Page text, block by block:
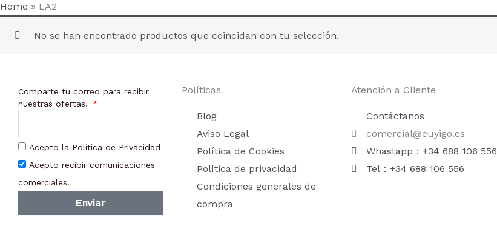
Home » LA2
No se han encontrado productos que coincidan con tu selección.
Comparte tu correo para recibir
nuestras ofertas.
Acepto la Política de Privacidad
Acepto recibir comunicaciones
comerciales.
Enviar
Políticas
Blog
Aviso Legal
Política de Cookies
Política de privacidad
Condiciones generales de
compra
Atención a Cliente
Contáctanos
comercial@euyigo.es
Whastapp：+34 688 106 556
Tel：+34 688 106 556